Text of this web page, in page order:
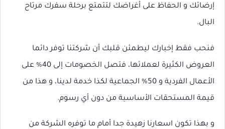
إرضائك و الحفاظ على أغراضك لتتمتع برحلة سفرك مرتاح
البال.
فنحب فقط إخبارك ليطمئن قلبك أن شركتنا توفر دائما
العروض الكثيرة لعملائها، فتصل الخصومات إلى 40% على
الأعمال الفردية و 50% الجماعية لكذا خدمة لدينا، و هذا من
قيمة المستحقات الأساسية من دون أي رسوم.
و بهذا تكون اسعارنا زهيدة جدا أمام ما توفره الشركة من